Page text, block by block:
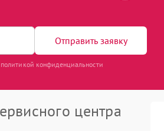
Отправить заявку
конфиденциальности
центра